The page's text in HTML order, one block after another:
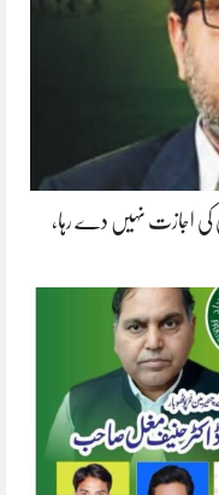
کی اجازت نہیں دے رہا،